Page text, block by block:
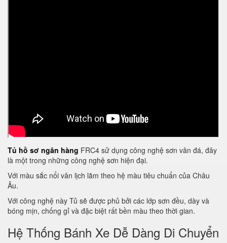
Tủ hồ sơ ngân hàng FRC4 sử dụng công nghệ sơn vân đá, đây
là một trong những công nghệ sơn hiện đại.
Với màu sắc nổi vân lịch lãm theo hệ màu tiêu chuẩn của Châu
Âu.
Với công nghệ này Tủ sẽ được phủ bởi các lớp sơn đều, dày và
bóng mịn, chống gỉ và đặc biệt rất bền màu theo thời gian.
Hệ Thống Bánh Xe Dễ Dàng Di Chuyển